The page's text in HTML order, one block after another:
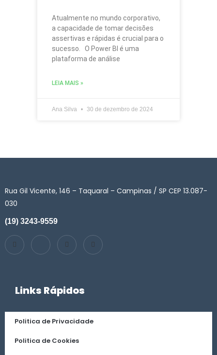
Atualmente no mundo corporativo,
a capacidade de tomar decisões
assertivas e rápidas é crucial para o
sucesso. O Power BI é uma
plataforma de análise
LEIA MAIS »
Ana Silva 30 de dezembro de 2024
Rua Gil Vicente, 146 – Taquaral – Campinas / SP CEP 13.087-
030
(19) 3243-9559
Links Rápidos
Politica de Privacidade
Politica de Cookies